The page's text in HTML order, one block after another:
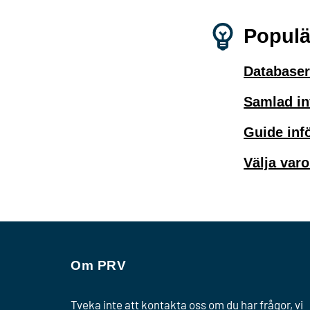
Samlad
Guide
Välja
Om PRV
Tveka inte att kontakta oss om du har frågor, vi